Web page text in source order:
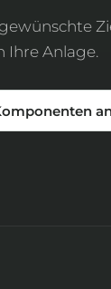
Ihre Anlage.